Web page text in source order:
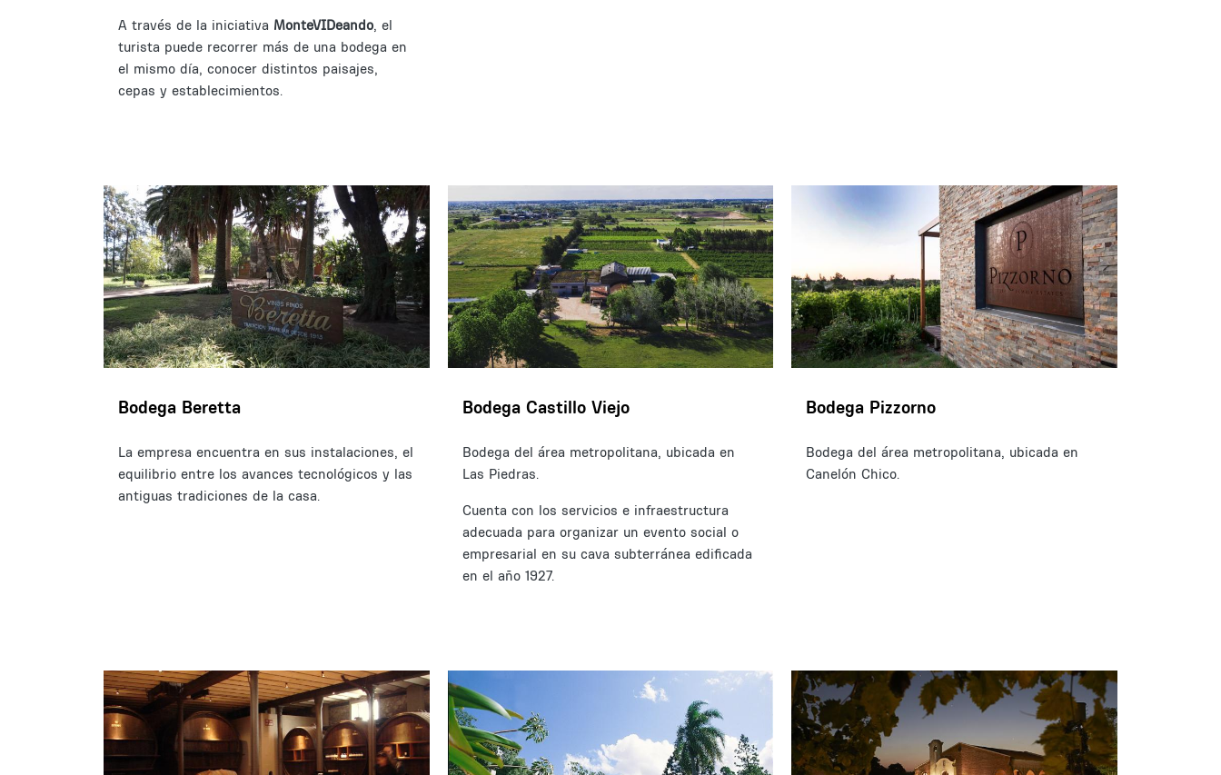
A través de la iniciativa MonteVIDeando, el
turista puede recorrer más de una bodega en
el mismo día, conocer distintos paisajes,
cepas y establecimientos.
Bodega Beretta
La empresa encuentra en sus instalaciones, el
equilibrio entre los avances tecnológicos y las
antiguas tradiciones de la casa.
Bodega Castillo Viejo
Bodega del área metropolitana, ubicada en
Las Piedras.
Cuenta con los servicios e infraestructura
adecuada para organizar un evento social o
empresarial en su cava subterránea edificada
en el año 1927.
Bodega Pizzorno
Bodega del área metropolitana, ubicada en
Canelón Chico.